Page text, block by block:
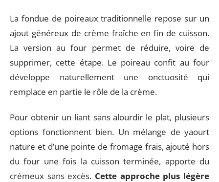
La fondue de poireaux traditionnelle repose sur un
ajout généreux de crème fraîche en fin de cuisson.
La version au four permet de réduire, voire de
supprimer, cette étape. Le poireau confit au four
développe naturellement une onctuosité qui
remplace en partie le rôle de la crème.
Pour obtenir un liant sans alourdir le plat, plusieurs
options fonctionnent bien. Un mélange de yaourt
nature et d’une pointe de fromage frais, ajouté hors
du four une fois la cuisson terminée, apporte du
crémeux sans excès. Cette approche plus légère